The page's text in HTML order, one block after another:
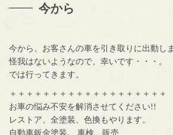
今から
今から、お客さんの車を引き取りに出動しま
怪我はないようなので、幸いです・・・。
では行ってきます。
＋＋＋＋＋＋＋＋＋＋＋＋＋＋＋＋＋＋＋
お車の悩み不安を解消させてください!!
レストア、全塗装、色換もやります。
自動車鈑金塗装, 車検 販売